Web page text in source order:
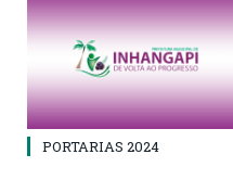
PORTARIAS 2024